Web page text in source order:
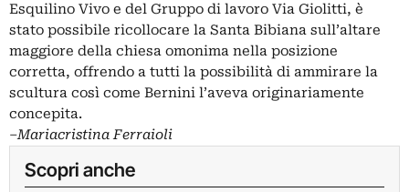
Esquilino Vivo e del Gruppo di lavoro Via Giolitti, è
stato possibile ricollocare la Santa Bibiana sull’altare
maggiore della chiesa omonima nella posizione
corretta, offrendo a tutti la possibilità di ammirare la
scultura così come Bernini l’aveva originariamente
concepita.
–MariacristinaFerraioli
Scopri anche